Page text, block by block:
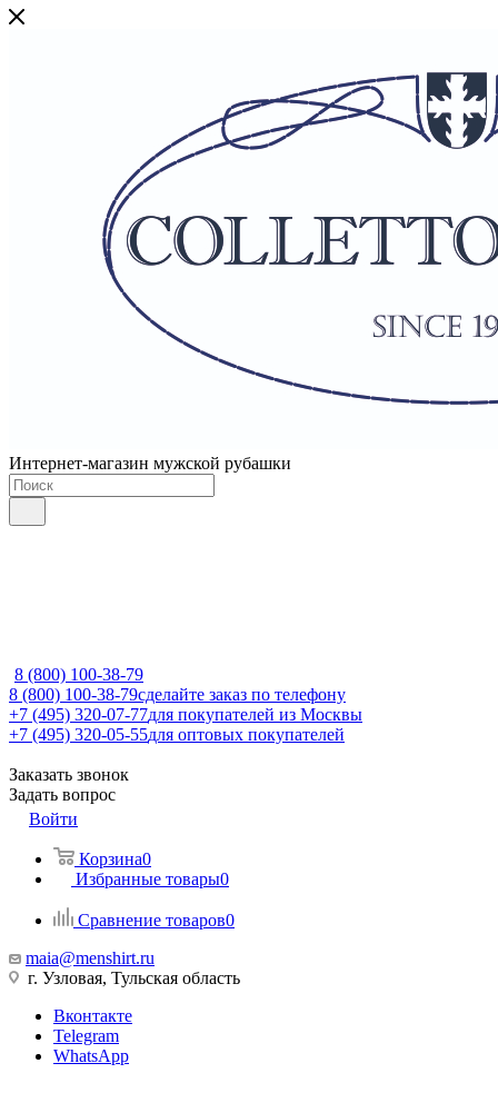
Интернет-магазин мужской рубашки
8 (800) 100-38-79
8 (800) 100-38-79сделайте заказ по телефону
+7 (495) 320-07-77для покупателей из Москвы
+7 (495) 320-05-55для оптовых покупателей
Заказать звонок
Задать вопрос
Войти
Корзина0
Избранные товары0
Сравнение товаров0
maia@menshirt.ru
г. Узловая, Тульская область
Вконтакте
Telegram
WhatsApp